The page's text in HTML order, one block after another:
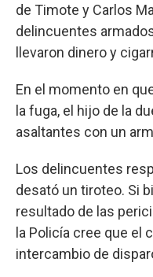
de Timote y Carlos
delincuentes
llevaron dinero y
En el momento en
la fuga, el hijo de la
asaltantes con un
Los delincuentes
desató un tiroteo. Si
resultado de las
la Policía cree que el
intercambio de